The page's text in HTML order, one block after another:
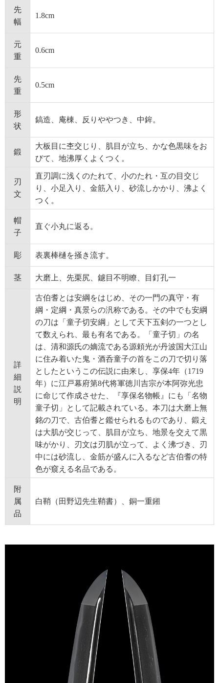
先
幅
1.8cm
元
重
0.6cm
先
重
0.5cm
形
状
鎬造、庵棟、反りややつき、中鉾。
鍛
大板目に杢交じり、肌目が立ち、かな色黒味をお
びて、地沸厚くよくつく。
刃
文
直刃調に浅くのたれて、小のたれ・互の目交じ
り、小足入り、金筋入り、砂流しかかり、沸よく
つく。
帽
子
直ぐ小丸に返る。
彫 表裏棒樋を掻き流す。
茎 大磨上、先栗尻、鑢目不明瞭、目釘孔一
詳
細
説
明
古伯耆とは安綱をはじめ、その一門の真守・有
綱・定綱・真景らの汎称である。その中でも安綱
の刀は「童子切安綱」として天下五剣の一つとし
て数えられ、最も有名である。「童子切」の名
は、清和源氏の嫡流である源頼光が丹波国大江山
に住み着いた鬼・酒呑童子の首をこの刀で切り落
としたというこの伝説に由来し、享保4年（1719
年）に江戸幕府第8代将軍徳川吉宗が本阿弥光忠
に命じて作成させた、『享保名物帳』にも「名物
童子切」として記載されている。本刀は大磨上無
銘の刀で、古伯耆と鑑せられるものであり、鍛え
は大肌が交じって、肌目が立ち、地景を交えて黒
味がかり、刃文は刃肌が立って、よく沸づき、刃
中には砂流し、金筋が盛んに入るなど古伯耆の特
色が窺える名品である。
附
属
品
白鞘（田野辺先生鞘書）、銅一重鎺